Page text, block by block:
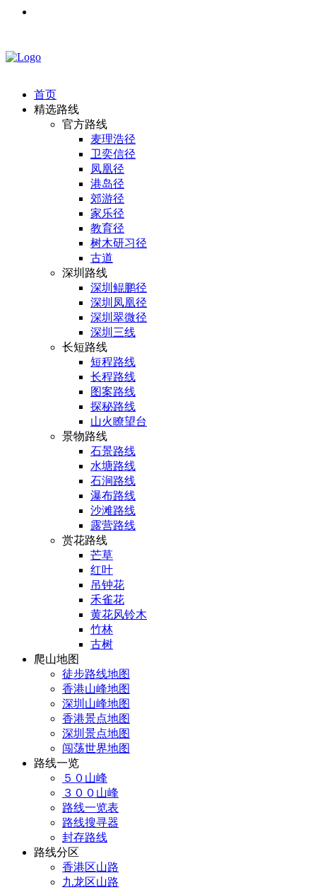
首页
精选路线
官方路线
麦理浩径
卫奕信径
凤凰径
港岛径
郊游径
家乐径
教育径
树木研习径
古道
深圳路线
深圳鲲鹏径
深圳凤凰径
深圳翠微径
深圳三线
长短路线
短程路线
长程路线
图案路线
探秘路线
山火瞭望台
景物路线
石景路线
水塘路线
石涧路线
瀑布路线
沙滩路线
露营路线
赏花路线
芒草
红叶
吊钟花
禾雀花
黄花风铃木
竹林
古树
爬山地图
徒步路线地图
香港山峰地图
深圳山峰地图
香港景点地图
深圳景点地图
闯荡世界地图
路线一览
５０山峰
３００山峰
路线一览表
路线搜寻器
封存路线
路线分区
香港区山路
九龙区山路